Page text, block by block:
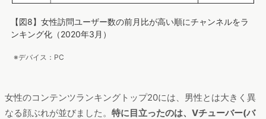
【図8】女性訪問ユーザー数の前月比が高い順にチャンネルをラ
ンキング化（2020年3月）
※デバイス：PC
女性のコンテンツランキングトップ20には、男性とは大きく異
なる顔ぶれが並びました。 特に目立ったのは、Vチューバー(バ